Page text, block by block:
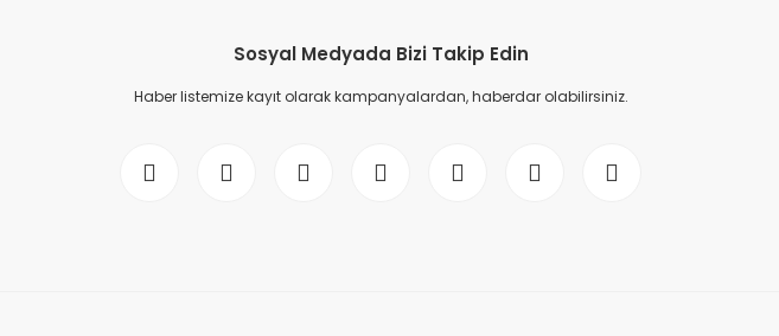
Sosyal Medyada Bizi Takip Edin
Haber listemize kayıt olarak kampanyalardan, haberdar olabilirsiniz.